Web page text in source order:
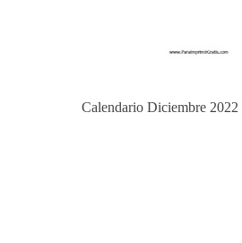
Calendario Diciembre